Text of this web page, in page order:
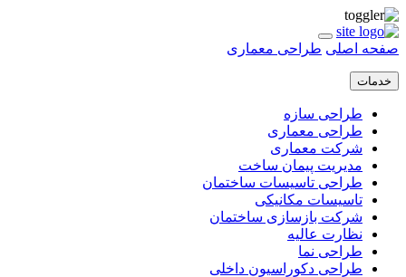
صفحه اصلی طراحی معماری
خدمات
طراحی سازه
طراحی معماری
شرکت معماری
مدیریت پیمان ساخت
طراحی تاسیسات ساختمان
تاسیسات مکانیکی
شرکت بازسازی ساختمان
نظارت عالیه
طراحی نما
طراحی دکوراسیون داخلی